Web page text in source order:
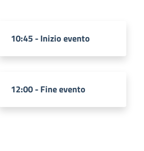
10:45 - Inizio evento
12:00 - Fine evento